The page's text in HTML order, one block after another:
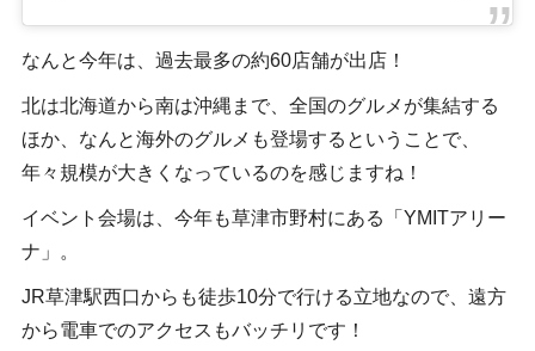
なんと今年は、過去最多の約60店舗が出店！
北は北海道から南は沖縄まで、全国のグルメが集結する
ほか、なんと海外のグルメも登場するということで、
年々規模が大きくなっているのを感じますね！
イベント会場は、今年も草津市野村にある「YMITアリー
ナ」。
JR草津駅西口からも徒歩10分で行ける立地なので、遠方
から電車でのアクセスもバッチリです！